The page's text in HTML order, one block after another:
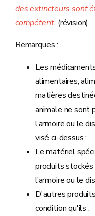
des extincteurs sont
compétent. (révision)
Remarques :
Les
alimentaires,
matières
animale ne sont
l’armoire ou le
visé ci-dessus ;
Le matériel
produits
l’armoire ou le
D'autres
condition qu'ils :